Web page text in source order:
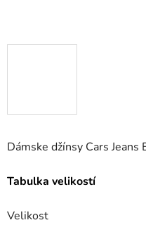
Dámske džínsy Cars
Tabulka velikostí
Velikost